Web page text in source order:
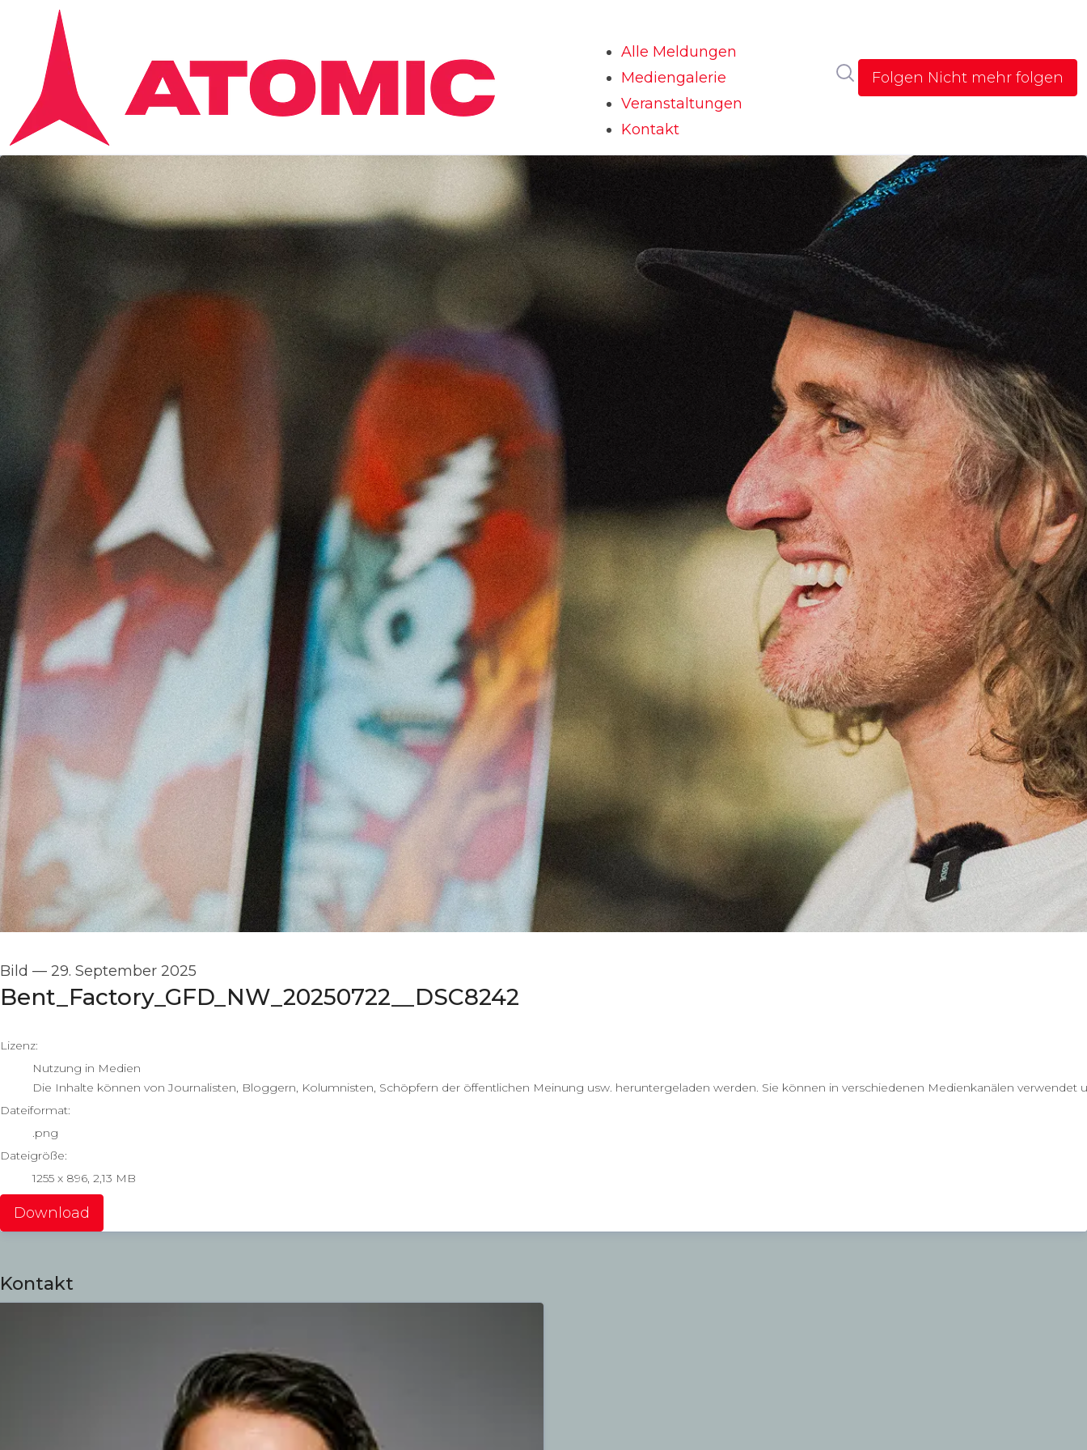
Alle Meldungen
Mediengalerie
Veranstaltungen
Kontakt
Im Newsroom suchen
Folgen Nicht mehr folgen
Bild — 29. September 2025
Bent_Factory_GFD_NW_20250722__DSC8242
go to media item
Lizenz:
Nutzung in Medien
Die Inhalte können von Journalisten, Bloggern, Kolumnisten, Schöpfern der öffentlichen Meinung usw. heruntergeladen werden. Sie können in verschiedenen Medienkanälen
Dateiformat:
.png
Dateigröße:
1255 x 896, 2,13 MB
Download
Kontakt